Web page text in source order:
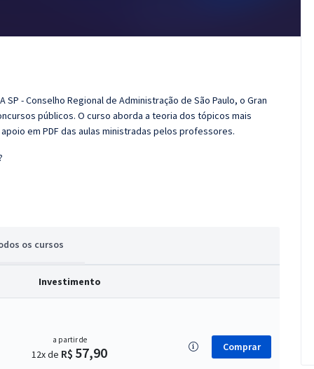
- Conselho Regional de Administração de São Paulo, o Gran
públicos. O curso aborda a teoria dos tópicos mais
em PDF das aulas ministradas pelos professores.
os cursos
Investimento
a partir de
12x de R$ 57,90 Comprar